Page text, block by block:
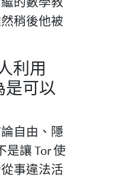
然稍後他被
利用
是可以
自由、隱
是讓 Tor 使
事違法活